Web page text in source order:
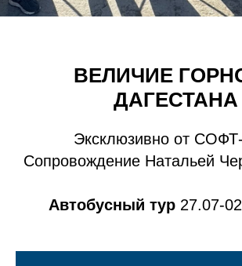
ВЕЛИЧИЕ
ДАГЕСТАНА
Эксклюзивно от
Сопровождение Натальей
Автобусный тур 27.07-